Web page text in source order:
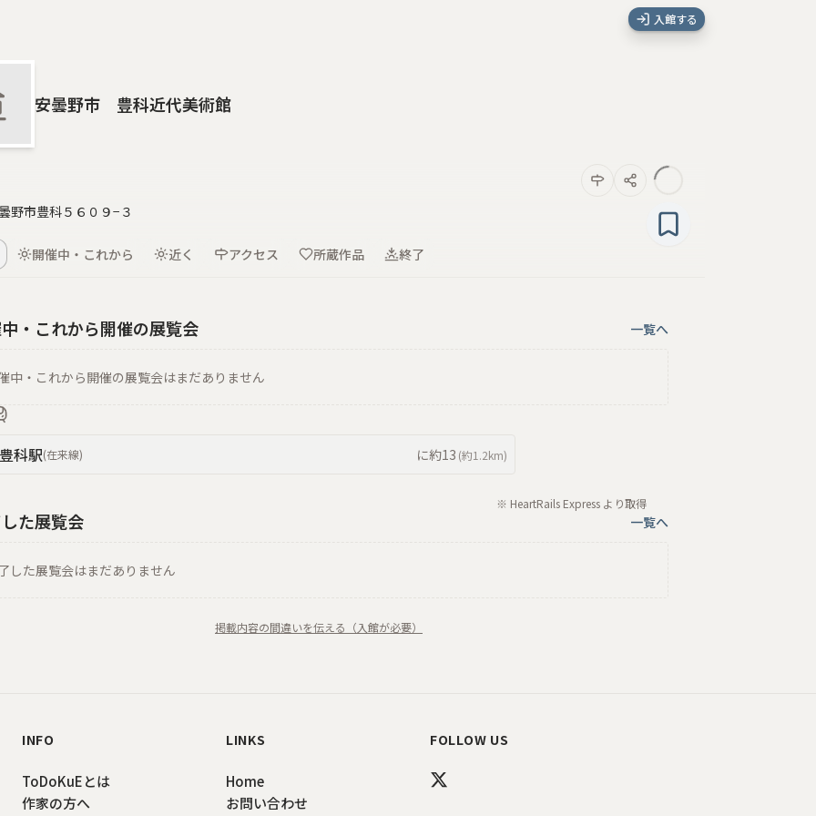
入館する
安曇野市 豊科近代美術館
野市豊科５６０９−３
開催中・これから 近く アクセス 所蔵作品 終了
・これから開催の展覧会 一覧へ
中・これから開催の展覧会はまだありません
豊科駅(在来線) に約13 (約1.2km)
※ HeartRails Express より取得
た展覧会 一覧へ
した展覧会はまだありません
掲載内容の間違いを伝える（入館が必要）
INFO
ToDoKuEとは
作家の方へ
LINKS
Home
お問い合わせ
FOLLOW US